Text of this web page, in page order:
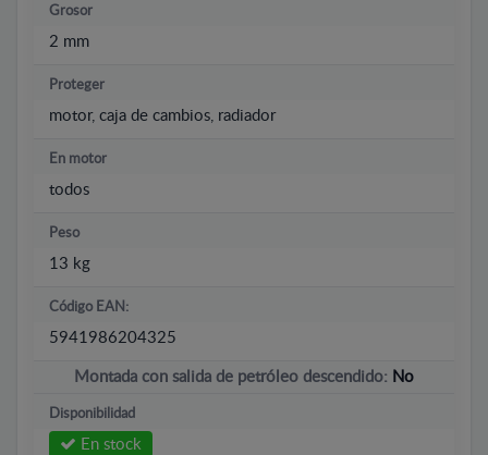
Grosor
2 mm
Proteger
motor, caja de cambios, radiador
En motor
todos
Peso
13 kg
Código EAN:
5941986204325
Montada con salida de petróleo descendido: No
Disponibilidad
En stock